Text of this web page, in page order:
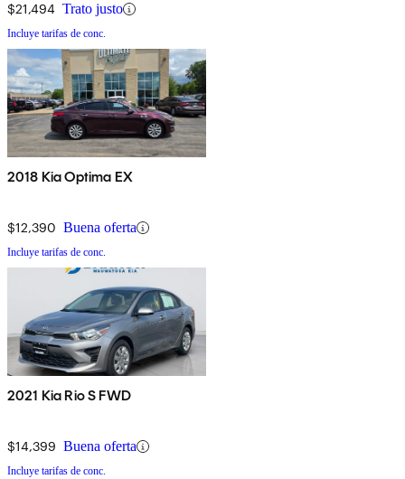
$21,494 Trato justo
Incluye tarifas de conc.
2018 Kia Optima EX
$12,390 Buena oferta
Incluye tarifas de conc.
2021 Kia Rio S FWD
$14,399 Buena oferta
Incluye tarifas de conc.